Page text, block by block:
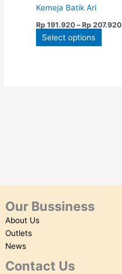
Kemeja Batik Ari
Rp 191.920 – Rp 207.920
Select options
the
Our Bussiness
About Us
Outlets
News
Contact Us